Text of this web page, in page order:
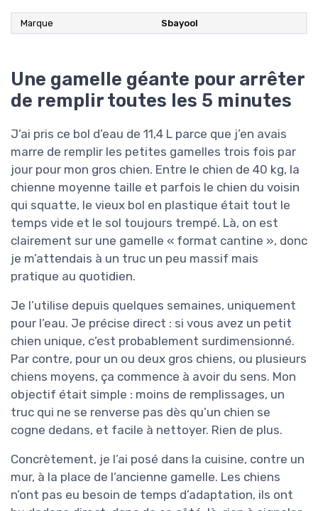
Marque Sbayool
Une gamelle géante pour arrêter
de remplir toutes les 5 minutes
J’ai pris ce bol d’eau de 11,4 L parce que j’en avais
marre de remplir les petites gamelles trois fois par
jour pour mon gros chien. Entre le chien de 40 kg, la
chienne moyenne taille et parfois le chien du voisin
qui squatte, le vieux bol en plastique était tout le
temps vide et le sol toujours trempé. Là, on est
clairement sur une gamelle « format cantine », donc
je m’attendais à un truc un peu massif mais
pratique au quotidien.
Je l’utilise depuis quelques semaines, uniquement
pour l’eau. Je précise direct : si vous avez un petit
chien unique, c’est probablement surdimensionné.
Par contre, pour un ou deux gros chiens, ou plusieurs
chiens moyens, ça commence à avoir du sens. Mon
objectif était simple : moins de remplissages, un
truc qui ne se renverse pas dès qu’un chien se
cogne dedans, et facile à nettoyer. Rien de plus.
Concrètement, je l’ai posé dans la cuisine, contre un
mur, à la place de l’ancienne gamelle. Les chiens
n’ont pas eu besoin de temps d’adaptation, ils ont